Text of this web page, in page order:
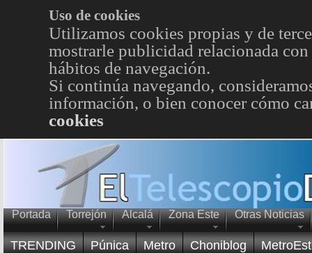
Uso de cookies
Utilizamos cookies propias y de
mostrarle publicidad relacionada
hábitos de navegación.
Si continúa navegando,
información, o bien conocer cómo
cookies
Portada Torrejón Alcalá Zona Este Otras Noticias
TRENDING Púnica Metro Choniblog